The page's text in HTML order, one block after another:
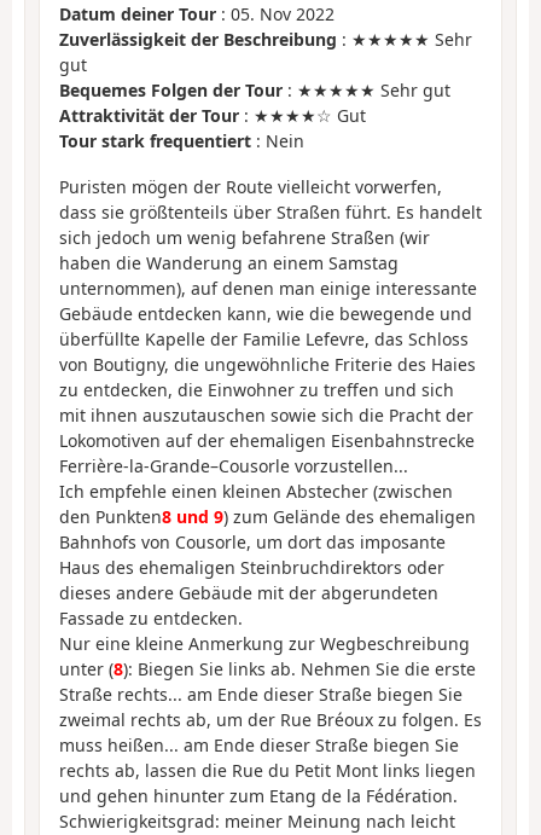
Datum deiner Tour : 05. Nov 2022
Zuverlässigkeit der Beschreibung : ★★★★★ Sehr
gut
Bequemes Folgen der Tour : ★★★★★ Sehr gut
Attraktivität der Tour : ★★★★☆ Gut
Tour stark frequentiert : Nein
Puristen mögen der Route vielleicht vorwerfen,
dass sie größtenteils über Straßen führt. Es handelt
sich jedoch um wenig befahrene Straßen (wir
haben die Wanderung an einem Samstag
unternommen), auf denen man einige interessante
Gebäude entdecken kann, wie die bewegende und
überfüllte Kapelle der Familie Lefevre, das Schloss
von Boutigny, die ungewöhnliche Friterie des Haies
zu entdecken, die Einwohner zu treffen und sich
mit ihnen auszutauschen sowie sich die Pracht der
Lokomotiven auf der ehemaligen Eisenbahnstrecke
Ferrière-la-Grande–Cousorle vorzustellen...
Ich empfehle einen kleinen Abstecher (zwischen
den Punkten8 und 9) zum Gelände des ehemaligen
Bahnhofs von Cousorle, um dort das imposante
Haus des ehemaligen Steinbruchdirektors oder
dieses andere Gebäude mit der abgerundeten
Fassade zu entdecken.
Nur eine kleine Anmerkung zur Wegbeschreibung
unter (8): Biegen Sie links ab. Nehmen Sie die erste
Straße rechts... am Ende dieser Straße biegen Sie
zweimal rechts ab, um der Rue Bréoux zu folgen. Es
muss heißen... am Ende dieser Straße biegen Sie
rechts ab, lassen die Rue du Petit Mont links liegen
und gehen hinunter zum Etang de la Fédération.
Schwierigkeitsgrad: meiner Meinung nach leicht